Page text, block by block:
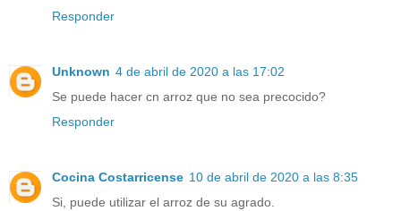
Responder
Unknown 4 de abril de 2020 a las 17:02
Se puede hacer cn arroz que no sea precocido?
Responder
Cocina Costarricense 10 de abril de 2020 a las 8:35
Si, puede utilizar el arroz de su agrado.